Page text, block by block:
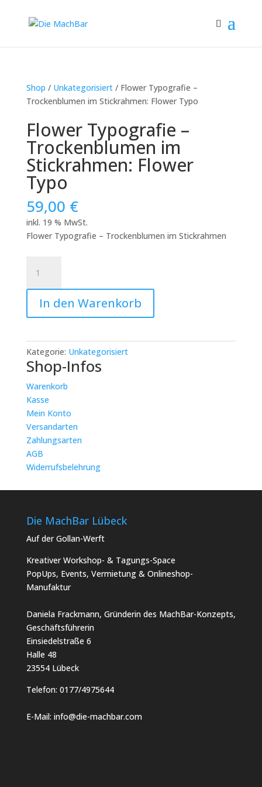
Shop / Unkategorisiert/ Flower Typografie –
Trockenblumen im Stickrahmen: Flower Typo
Flower Typografie –
Trockenblumen im
Stickrahmen: Flower
Typo
59,00 €
inkl. 19 % MwSt.
Flower Typografie – Trockenblumen im Stickrahmen
Typografie
–
Trockenblumen
im
Flower
Typo
Menge
In den Warenkorb
Kategorie: Unkategorisiert
Shop-Infos
Warenkorb
Kasse
Mein Konto
Versandarten
Zahlungsarten
AGB
Widerrufsbelehrung
Die MachBar Lübeck
Auf der Gollan-Werft
Kreativer Workshop- & Tagungs-Space
PopUps, Events, Vermietung & Onlineshop-
Manufaktur
Daniela Frackmann, Gründerin des MachBar-Konzepts,
Geschäftsführerin
Einsiedelstraße 6
Halle 48
23554 Lübeck
Telefon: 0177/4975644
E-Mail: info@die-machbar.com